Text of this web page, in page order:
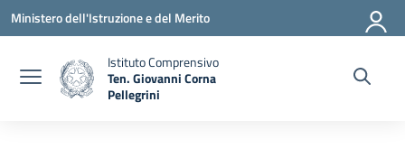
Vai ai contenuti
Vai al menu di navigazione
Vai al footer
Ministero dell'Istruzione e del Merito
Istituto Comprensivo
Ten. Giovanni Corna
Pellegrini